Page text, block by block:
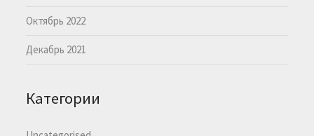
Октябрь 2022
Декабрь 2021
Категории